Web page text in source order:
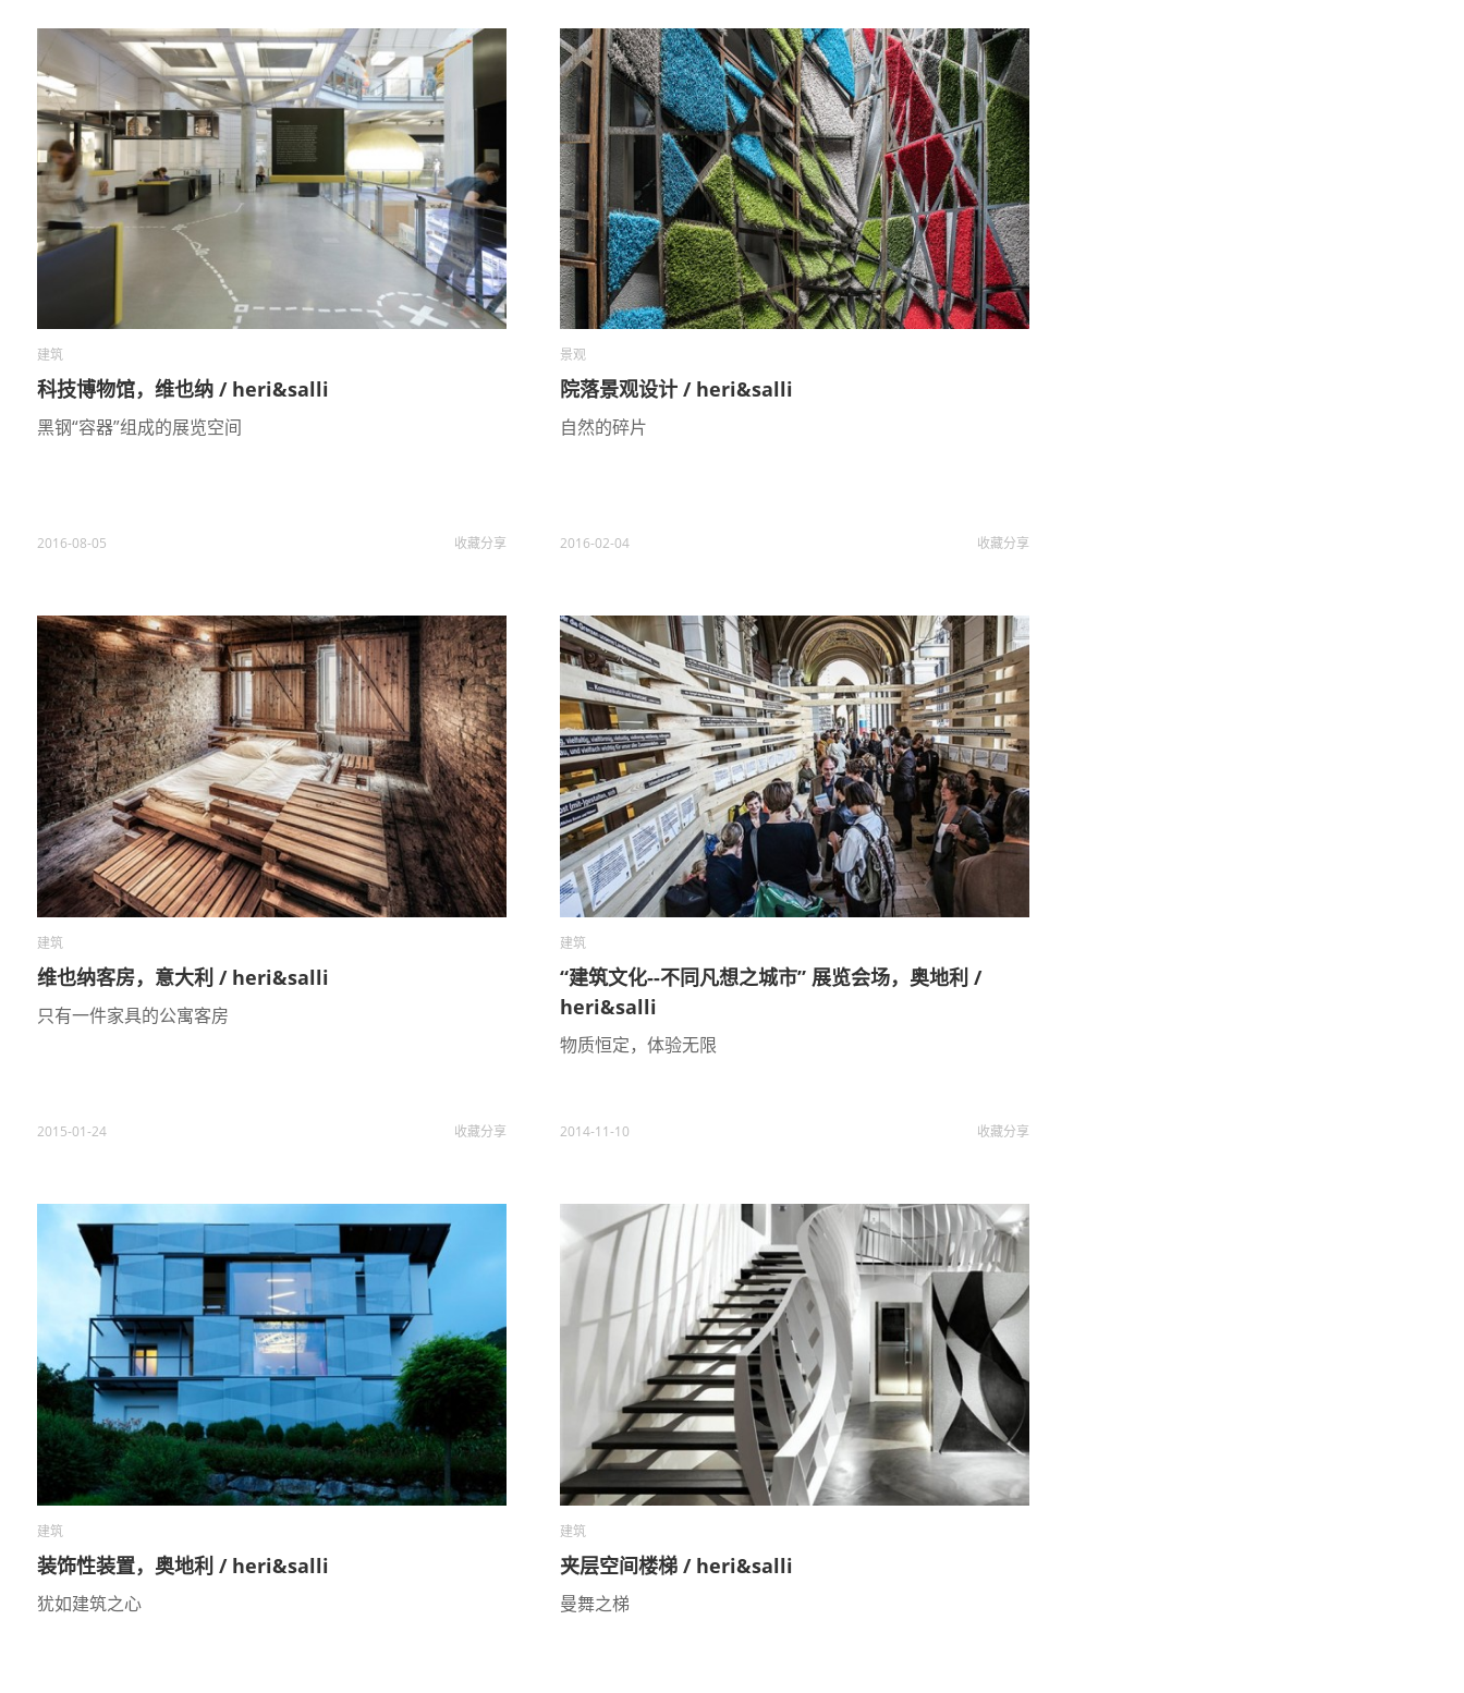
建筑
科技博物馆，维也纳 / heri&salli
黑钢“容器”组成的展览空间
2016-08-05 收藏分享
景观
院落景观设计 / heri&salli
自然的碎片
2016-02-04 收藏分享
建筑
维也纳客房，意大利 / heri&salli
只有一件家具的公寓客房
2015-01-24 收藏分享
建筑
“建筑文化--不同凡想之城市” 展览会场，奥地利 /
heri&salli
物质恒定，体验无限
2014-11-10 收藏分享
建筑
装饰性装置，奥地利 / heri&salli
犹如建筑之心
建筑
夹层空间楼梯 / heri&salli
曼舞之梯